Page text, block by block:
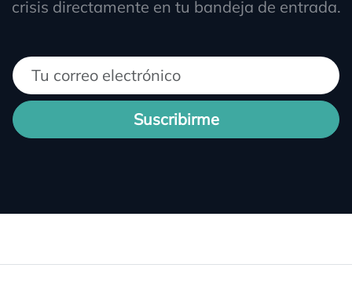
crisis directamente en tu bandeja de entrada.
Suscribirme